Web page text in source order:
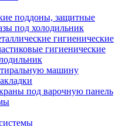
поддоны, защитные
под холодильник
гигиенические
гигиенические
машину
под варочную панель